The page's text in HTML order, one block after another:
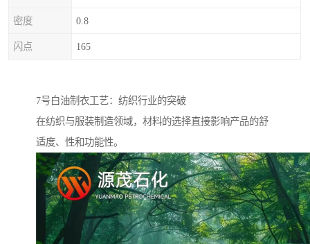
密度 0.8
闪点 165
7号白油制衣工艺：纺织行业的突破
在纺织与服装制造领域，材料的选择直接影响产品的舒
适度、性和功能性。